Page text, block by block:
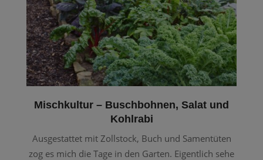
Mischkultur – Buschbohnen, Salat und
Kohlrabi
Ausgestattet mit Zollstock, Buch und Samentüten
zog es mich die Tage in den Garten. Eigentlich sehe